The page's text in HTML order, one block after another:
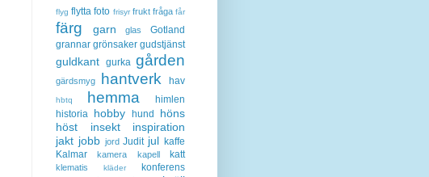
flyg flytta foto frisyr frukt fråga får
färg garn glas
Gotland
grannar grönsaker gudstjänst
guldkant gurka gården
gärdsmyg hantverk hav
hbtq hemma
himlen
historia hobby hund
höns
höst
insekt
inspiration
jakt jobb jord Judit jul kaffe
Kalmar
kamera kapell katt
klematis kläder konferens